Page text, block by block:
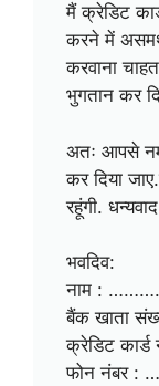
मैं क्रेडिट
करने में
करवाना
भुगतान कर
अतः आपसे
कर दिया
रहूंगी.
भवदिव:
नाम :
बैंक खाता
क्रेडिट
फोन नंबर